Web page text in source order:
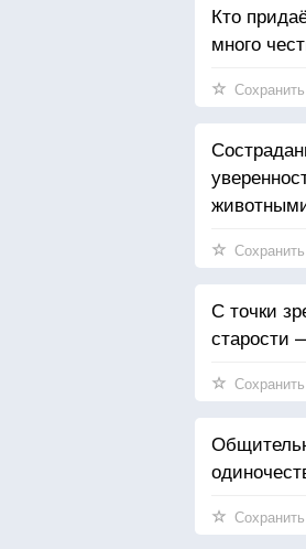
Кто
много
Сохранить
Сохранить
С точки
старости
Сохранить
Сохранить